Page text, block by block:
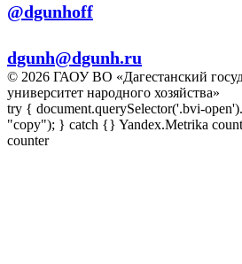
@dgunhoff
dgunh@dgunh.ru
© 2026 ГАОУ ВО «Дагестанский
университет народного хозяйства»
try { document.querySelector('.bvi-
"copy"); } catch {} Yandex.Metrika
counter